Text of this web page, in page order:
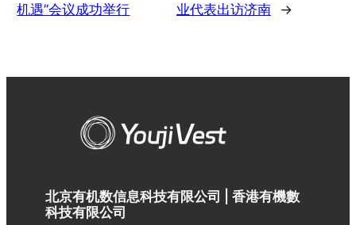
机遇”会议成功举行
业代表出访济南
→
北京有机数信息科技有限公司 | 香港有機數
科技有限公司